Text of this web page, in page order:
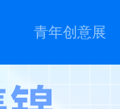
青年创意展